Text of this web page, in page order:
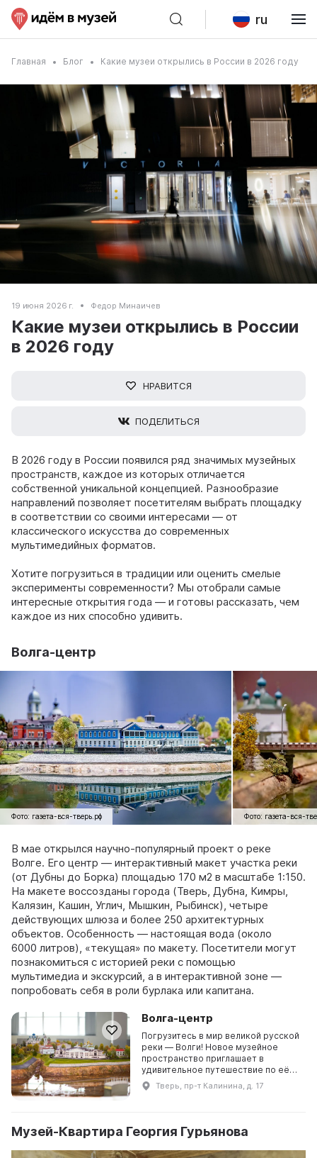
ru
Главная Блог Какие музеи открылись в России в 2026 году
19 июня 2026 г. Федор Минаичев
Какие музеи открылись в России
в 2026 году
НРАВИТСЯ
ПОДЕЛИТЬСЯ
В 2026 году в России появился ряд значимых музейных
пространств, каждое из которых отличается
собственной уникальной концепцией. Разнообразие
направлений позволяет посетителям выбрать площадку
в соответствии со своими интересами — от
классического искусства до современных
мультимедийных форматов.
Хотите погрузиться в традиции или оценить смелые
эксперименты современности? Мы отобрали самые
интересные открытия года — и готовы рассказать, чем
каждое из них способно удивить.
Волга-центр
Фото: газета-вся-тверь.рф Фото: газета-вся-
В мае открылся научно‑популярный проект о реке
Волге. Его центр — интерактивный макет участка реки
(от Дубны до Борка) площадью 170 м2 в масштабе 1:150.
На макете воссозданы города (Тверь, Дубна, Кимры,
Калязин, Кашин, Углич, Мышкин, Рыбинск), четыре
действующих шлюза и более 250 архитектурных
объектов. Особенность — настоящая вода (около
6000 литров), «текущая» по макету. Посетители могут
познакомиться с историей реки с помощью
мультимедиа и экскурсий, а в интерактивной зоне —
попробовать себя в роли бурлака или капитана.
Волга-центр
Погрузитесь в мир великой русской
реки — Волги! Новое музейное
пространство приглашает в
удивительное путешествие по её
волнам. В сердце экспозиции —
грандиозный интерактивный макет
Тверь, пр-т Калинина, д. 17
Музей-Квартира Георгия Гурьянова